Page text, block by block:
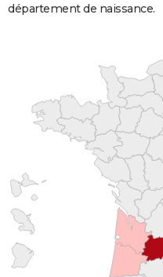
département de naissance.